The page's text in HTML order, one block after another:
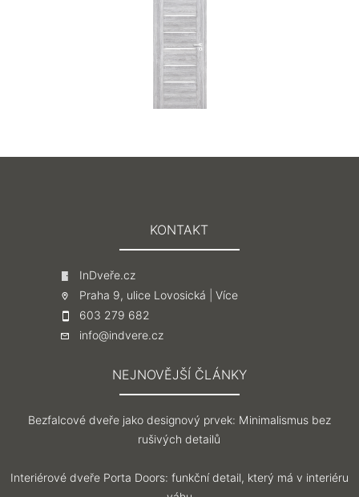
KONTAKT
InDveře.cz
Praha 9, ulice Lovosická | Více
603 279 682
info@indvere.cz
NEJNOVĚJŠÍ ČLÁNKY
Bezfalcové dveře jako designový prvek: Minimalismus bez
rušivých detailů
Interiérové dveře Porta Doors: funkční detail, který má v interiéru